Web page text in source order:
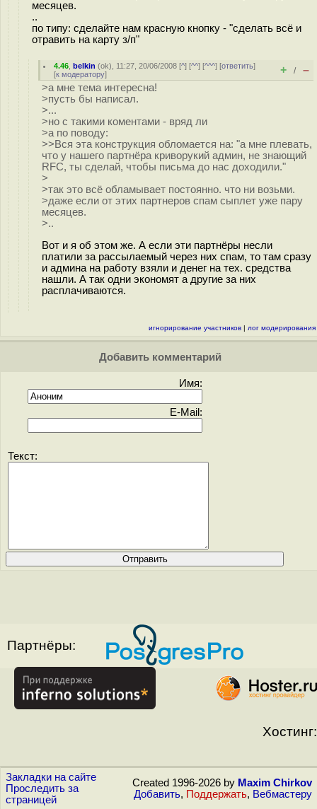
месяцев.
..
по типу: сделайте нам красную кнопку - "сделать всё и
отравить на карту з/п"
4.46 ,belkin (ok), 11:27, 20/06/2008 [^] [^^] [^^^] [ответить]
[к модератору] + / –
>а мне тема интересна!
>пусть бы написал.
>...
>но с такими коментами - вряд ли
>а по поводу:
>>Вся эта конструкция обломается на: "а мне плевать,
что у нашего партнёра криворукий админ, не знающий
RFC, ты сделай, чтобы письма до нас доходили."
>
>так это всё обламывает постоянно. что ни возьми.
>даже если от этих партнеров спам сыплет уже пару
месяцев.
>..
Вот и я об этом же. А если эти партнёры несли
платили за рассылаемый через них спам, то там сразу
и админа на работу взяли и денег на тех. средства
нашли. А так одни экономят а другие за них
расплачиваются.
игнорирование участников | лог модерирования
Добавить комментарий
Имя:
E-Mail:
Текст:
Партнёры:
Хостинг:
Закладки на сайте
Проследить за
страницей
Created 1996-2026 by Maxim Chirkov
Добавить, Поддержать, Вебмастеру